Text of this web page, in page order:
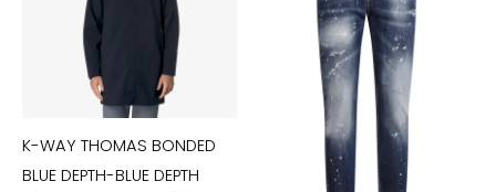
K-WAY THOMAS BONDED
BLUE DEPTH-BLUE DEPTH